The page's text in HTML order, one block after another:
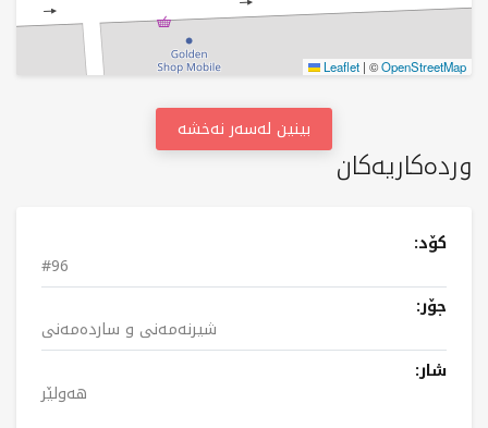
وردەکاریەکان
کۆد:
#96
جۆر:
شیرنەمەنی و ساردەمەنی
شار:
هەولێر
Leaflet | ©OpenStreetMap
بینین لەسەر نەخشە